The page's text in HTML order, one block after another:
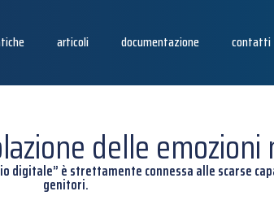
articoli documentazione contatti
delle
digitale” è strettamente connessa alle scarse
genitori.